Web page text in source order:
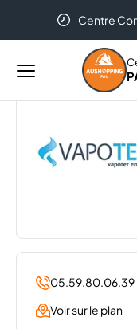
Centre
Menu
principal
...
05.59.80.06.39
Voir sur le plan